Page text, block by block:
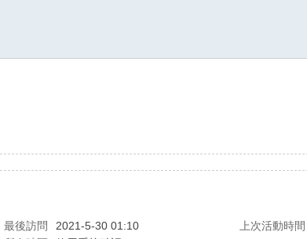
最後訪問 2021-5-30 01:10 上次活動時間